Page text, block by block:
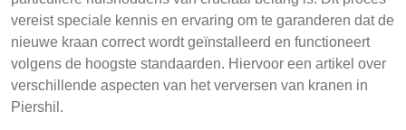
vereist speciale kennis en ervaring om te garanderen dat de
nieuwe kraan correct wordt geïnstalleerd en functioneert
volgens de hoogste standaarden. Hiervoor een artikel over
verschillende aspecten van het verversen van kranen in
Piershil.